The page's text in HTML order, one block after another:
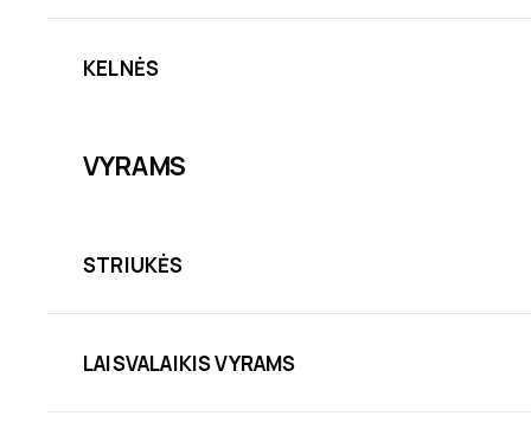
KELNĖS
VYRAMS
STRIUKĖS
LAISVALAIKIS VYRAMS